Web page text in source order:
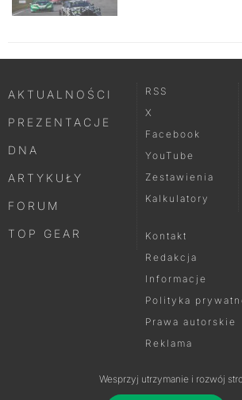
AKTUALNOŚCI
PREZENTACJE
DNA
ARTYKUŁY
FORUM
TOP GEAR
RSS
X
Facebook
YouTube
Zestawienia
Kalkulatory
Kontakt
Redakcja
Informacje
Polityka
Prawa autorskie
Reklama
Wesprzyj utrzymanie i rozwój